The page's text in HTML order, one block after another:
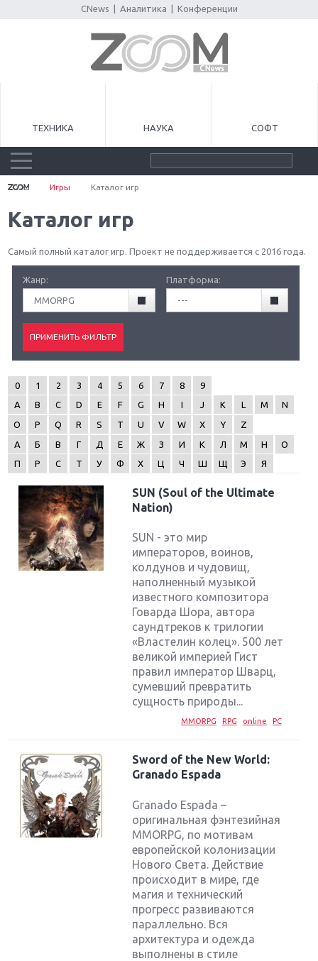
CNews Аналитика Конференции
ТЕХНИКА НАУКА СОФТ
Игры Каталог игр
Каталог игр
Самый полный каталог игр. Проект не поддерживается с 2016 года.
Жанр:
MMORPG
Платформа:
---
0 1 2 3 4 5 6 7 8
9
A
B C D E F G H I J K L M
N
O
P Q R S T U V W X Y
Z
А
Б В Г Д Е Ж З И К Л М Н
О
П
Р С Т У Ф Х Ц Ч Ш Щ Э Я
SUN (Soul of the Ultimate
Nation)
SUN - это мир
императоров, воинов,
колдунов и чудовищ,
наполненный музыкой
известного композитора
Говарда Шора, автора
саундтреков к трилогии
«Властелин колец». 500 лет
великой империей Гист
правил император Шварц,
сумевший превратить
сущность природы...
MMORPG RPG online PC
Sword of the New World:
Granado Espada
Granado Espada –
оригинальная фэнтезийная
MMORPG, по мотивам
европейской колонизации
Нового Света. Действие
происходит в мире, где
магия и технический
прогресс развиваются
параллельно. Вся
архитектура и одежда
выполнены в стиле